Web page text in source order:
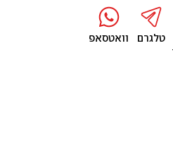
טלגרם וואטסאפ